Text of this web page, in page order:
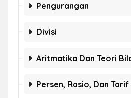
Pengurangan
Divisi
Aritmatika Dan Teori
Persen, Rasio, Dan Tarif